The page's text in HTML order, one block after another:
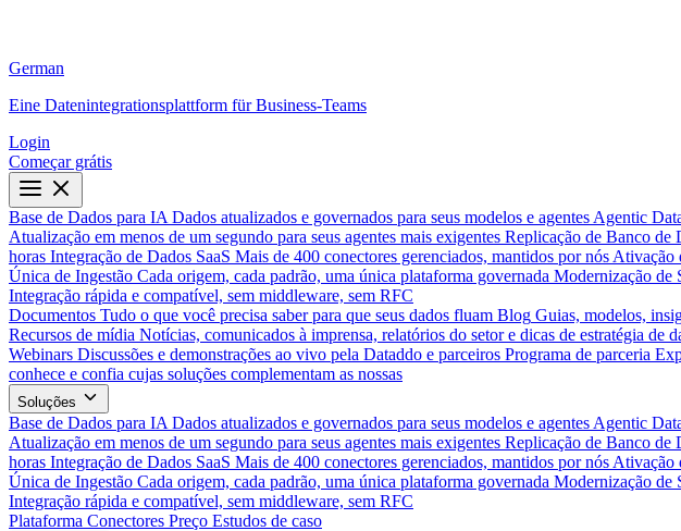
German
Eine Datenintegrationsplattform für Business-Teams
Login
Começar grátis
Base de Dados para IA Dados atualizados e governados para seus modelos e agentes Agentic
Atualização em menos de um segundo para seus agentes mais exigentes Replicação de Banco de
horas Integração de Dados SaaS Mais de 400 conectores gerenciados, mantidos por nós Ativação
Única de Ingestão Cada origem, cada padrão, uma única plataforma governada Modernização de
Integração rápida e compatível, sem middleware, sem RFC
Documentos Tudo o que você precisa saber para que seus dados fluam Blog Guias, modelos,
Recursos de mídia Notícias, comunicados à imprensa, relatórios do setor e dicas de estratégia de
Webinars Discussões e demonstrações ao vivo pela Dataddo e parceiros Programa de parceria
conhece e confia cujas soluções complementam as nossas
Soluções
Base de Dados para IA Dados atualizados e governados para seus modelos e agentes Agentic
Atualização em menos de um segundo para seus agentes mais exigentes Replicação de Banco de
horas Integração de Dados SaaS Mais de 400 conectores gerenciados, mantidos por nós Ativação
Única de Ingestão Cada origem, cada padrão, uma única plataforma governada Modernização de
Integração rápida e compatível, sem middleware, sem RFC
Plataforma Conectores Preço Estudos de caso